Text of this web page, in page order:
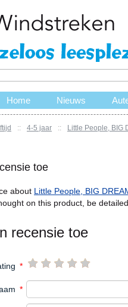
:: 4-5 jaar :: Little People, BIG
toe
about Little People, BIG
on this product, be
recensie toe
*
*
Home Nieuws